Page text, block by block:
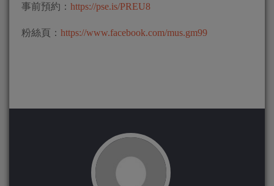
事前預約： https://pse.is/PREU8
粉絲頁： https://www.facebook.com/mus.gm99